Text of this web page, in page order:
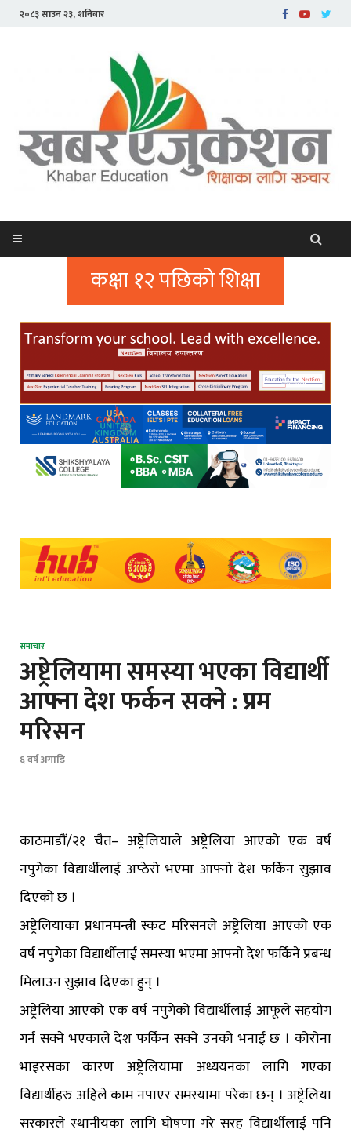
२०८३ साउन २३, शनिबार
कक्षा १२ पछिको शिक्षा
समाचार
अष्ट्रेलियामा समस्या भएका विद्यार्थी
आफ्ना देश फर्कन सक्ने : प्रम
मरिसन
६ वर्ष अगाडि
काठमाडौं/२१ चैत– अष्ट्रेलियाले अष्ट्रेलिया आएको एक वर्ष
नपुगेका विद्यार्थीलाई अप्ठेरो भएमा आफ्नो देश फर्किन सुझाव
दिएको छ ।
अष्ट्रेलियाका प्रधानमन्त्री स्कट मरिसनले अष्ट्रेलिया आएको एक
वर्ष नपुगेका विद्यार्थीलाई समस्या भएमा आफ्नो देश फर्किने प्रबन्ध
मिलाउन सुझाव दिएका हुन् ।
अष्ट्रेलिया आएको एक वर्ष नपुगेको विद्यार्थीलाई आफूले सहयोग
गर्न सक्ने भएकाले देश फर्किन सक्ने उनको भनाई छ । कोरोना
भाइरसका कारण अष्ट्रेलियामा अध्ययनका लागि गएका
विद्यार्थीहरु अहिले काम नपाएर समस्यामा परेका छन् । अष्ट्रेलिया
सरकारले स्थानीयका लागि घोषणा गरे सरह विद्यार्थीलाई पनि